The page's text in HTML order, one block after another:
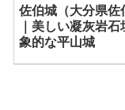
佐伯城（大分県佐
｜美しい凝灰岩
象的な平山城